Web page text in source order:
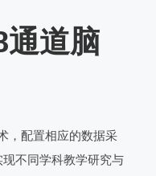
道脑
，配置相应的数据采
不同学科教学研究与